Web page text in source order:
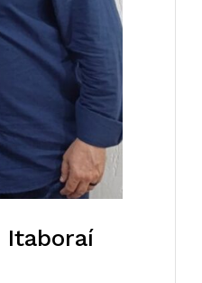
Itaboraí